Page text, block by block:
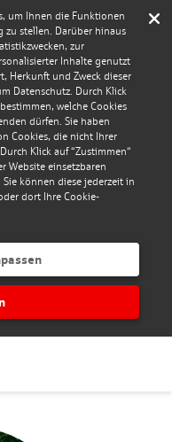
um Ihnen die Funktionen
zu stellen. Darüber hinaus
zur
Inhalte genutzt
Herkunft und Zweck dieser
Datenschutz. Durch Klick
welche Cookies
dürfen. Sie haben
Cookies, die nicht Ihrer
Klick auf “Zustimmen“
Website einsetzbaren
können diese jederzeit in
dort Ihre Cookie-